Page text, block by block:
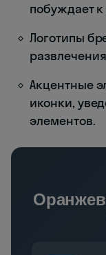
побуждает
Логотипы
Акцентные
иконки,
элементов.